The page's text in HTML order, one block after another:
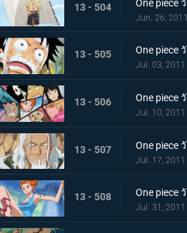
13 - 504
Jun. 26, 2011
13 - 505
Jul. 03, 2011
13 - 506
Jul. 10, 2011
13 - 507
Jul. 17, 2011
13 - 508
Jul. 31, 2011